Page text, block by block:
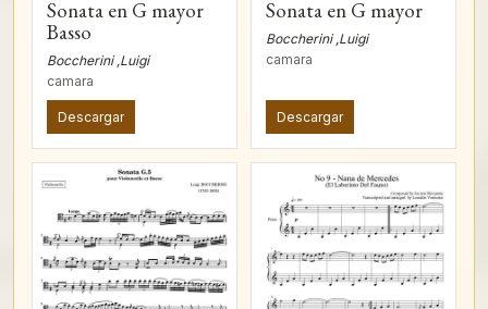
Sonata en G mayor
Basso
Boccherini ,Luigi
camara
Descargar
Sonata en G mayor
Boccherini ,Luigi
camara
Descargar